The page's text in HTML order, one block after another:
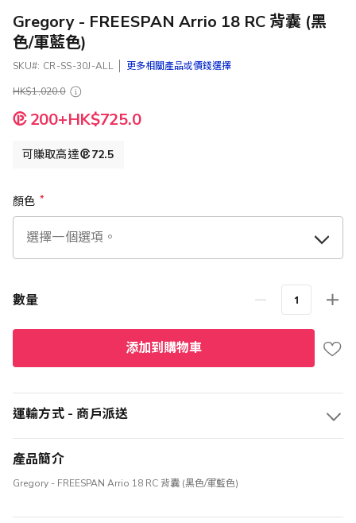
Gregory - FREESPAN Arrio 18 RC 背囊 (黑
色/軍藍色)
SKU CR-SS-30J-ALL
更多相關產品或價錢選擇
HK$1,020.0
200+HK$725.0
可賺取高達 72.5
顏色
數量
添加到購物車
運輸方式 - 商戶派送
產品簡介
Gregory - FREESPAN Arrio 18 RC 背囊 (黑色/軍藍色)